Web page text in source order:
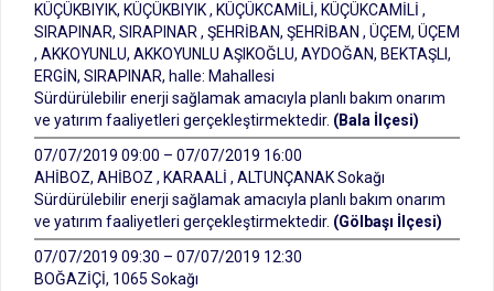
KÜÇÜKBIYIK, KÜÇÜKBIYIK , KÜÇÜKCAMİLİ, KÜÇÜKCAMİLİ ,
SIRAPINAR, SIRAPINAR , ŞEHRİBAN, ŞEHRİBAN , ÜÇEM, ÜÇEM
, AKKOYUNLU, AKKOYUNLU AŞIKOĞLU, AYDOĞAN, BEKTAŞLI,
ERGİN, SIRAPINAR, halle: Mahallesi
Sürdürülebilir enerji sağlamak amacıyla planlı bakım onarım
ve yatırım faaliyetleri gerçekleştirmektedir. (Bala İlçesi)
07/07/2019 09:00 – 07/07/2019 16:00
AHİBOZ, AHİBOZ , KARAALİ , ALTUNÇANAK Sokağı
Sürdürülebilir enerji sağlamak amacıyla planlı bakım onarım
ve yatırım faaliyetleri gerçekleştirmektedir. (Gölbaşı İlçesi)
07/07/2019 09:30 – 07/07/2019 12:30
BOĞAZİÇİ, 1065 Sokağı